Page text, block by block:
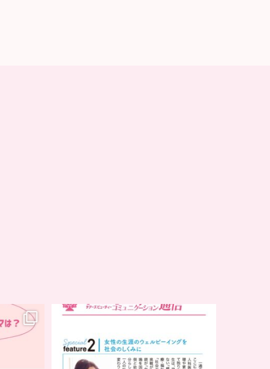
..
コミュニケーション通信とは
...
8 0